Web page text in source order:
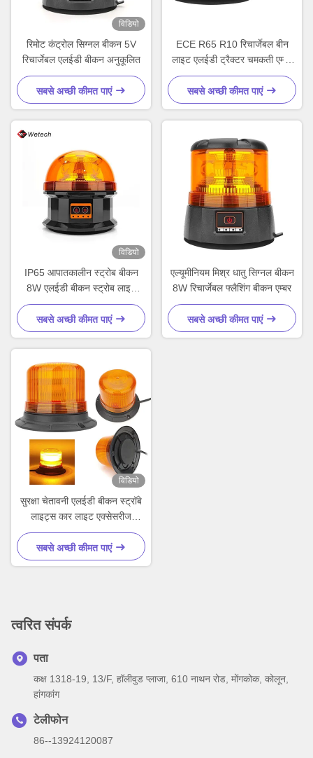
विडियो
रिमोट कंट्रोल सिग्नल बीकन 5V
रिचार्जेबल एलईडी बीकन अनुकूलित
सबसे अच्छी कीमत पाएं
ECE R65 R10 रिचार्जेबल बीन
लाइट एलईडी ट्रैक्टर चमकती एम्बर
लाइट्स
सबसे अच्छी कीमत पाएं
विडियो
IP65 आपातकालीन स्ट्रोब बीकन
8W एलईडी बीकन स्ट्रोब लाइट
अनुकूलित
सबसे अच्छी कीमत पाएं
एल्यूमीनियम मिश्र धातु सिग्नल बीकन
8W रिचार्जेबल फ्लैशिंग बीकन एम्बर
सबसे अच्छी कीमत पाएं
विडियो
सुरक्षा चेतावनी एलईडी बीकन स्ट्रॉबे
लाइट्स कार लाइट एक्सेसरीज
फोर्कलिफ्ट ट्रैक्टरों के लिए
सबसे अच्छी कीमत पाएं
त्वरित संपर्क
पता
कक्ष 1318-19, 13/F, हॉलीवुड प्लाजा, 610 नाथन रोड, मोंगकोक, कोलून,
हांगकांग
टेलीफोन
86--13924120087